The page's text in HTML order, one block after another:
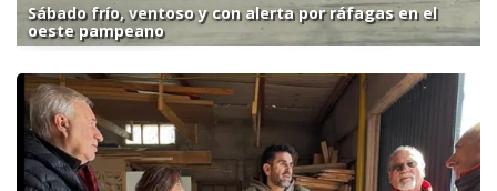
Sábado frío, ventoso y con alerta por ráfagas en el
oeste pampeano